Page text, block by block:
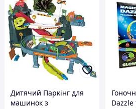
Дитячий Паркінг для
машинок з
Dazzle